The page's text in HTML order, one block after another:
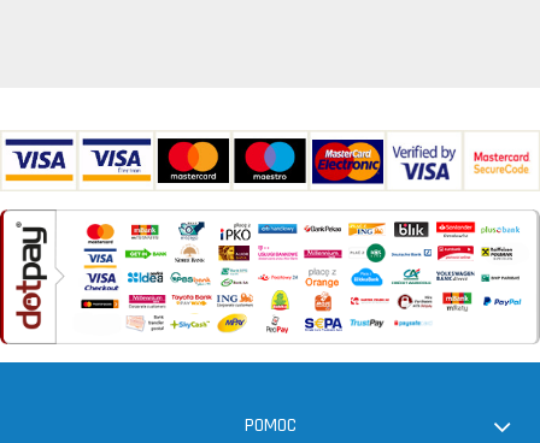
POMOC